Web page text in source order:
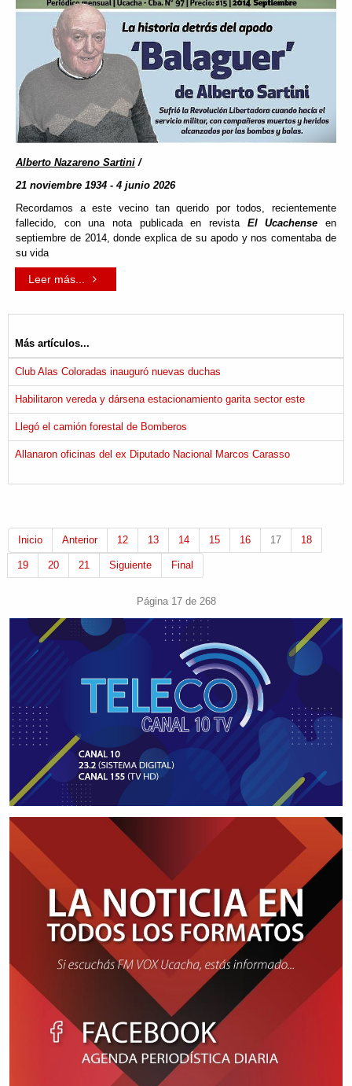
Alberto Nazareno Sartini /
21 noviembre 1934 - 4 junio 2026
Recordamos a este vecino tan querido por todos, recientemente
fallecido, con una nota publicada en revista El Ucachense en
septiembre de 2014, donde explica de su apodo y nos comentaba de
su vida
Leer más...
Más artículos...
Club Alas Coloradas inauguró nuevas duchas
Habilitaron vereda y dársena estacionamiento garita sector este
Llegó el camión forestal de Bomberos
Allanaron oficinas del ex Diputado Nacional Marcos Carasso
Inicio Anterior 12 13 14 15 16 17 18
19 20 21 Siguiente Final
Página 17 de 268